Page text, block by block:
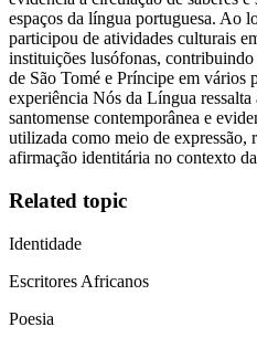
espaços da língua portuguesa. Ao
participou de atividades culturais
instituições lusófonas,
de São Tomé e Príncipe em vários
experiência Nós da Língua
santomense contemporânea e
utilizada como meio de expressão,
afirmação identitária no contexto
Related topic
Identidade
Escritores Africanos
Poesia